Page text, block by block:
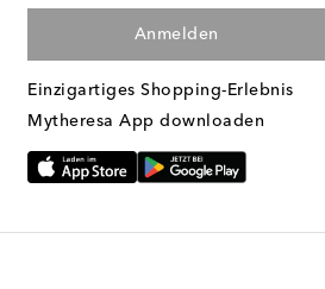
Anmelden
Einzigartiges Shopping-Erlebnis
Mytheresa App downloaden